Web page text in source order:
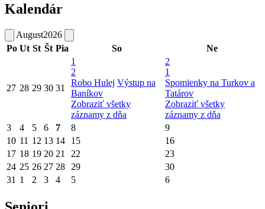
Kalendár
August2026
Po Ut St Št Pia So Ne
27 28 29 30 31
1
2
Robo Hulej Výstup na
Baníkov
Zobraziť všetky
záznamy z dňa
2
1
Spomienky na Turkov a
Tatárov
Zobraziť všetky
záznamy z dňa
3
4 5 6 7 8
9
10 11 12 13 14 15
16
17 18 19 20 21 22
23
24 25 26 27 28 29
30
31 1 2 3 4 5 6